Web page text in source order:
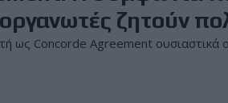
ζητούν
ως Concorde Agreement ουσιαστικά